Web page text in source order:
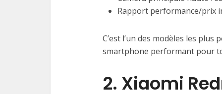
Rapport performance/prix
C’est l’un des modèles les
smartphone performant pour
2. Xiaomi